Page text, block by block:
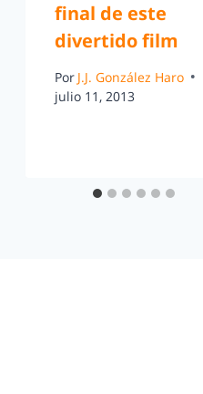
final de este
divertido film
Por J.J. González Haro
julio 11, 2013